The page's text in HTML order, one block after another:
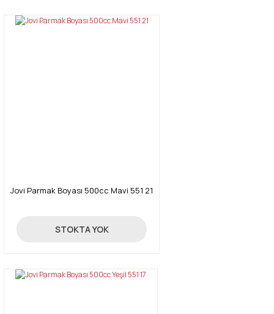
Jovi Parmak Boyası 500cc Mavi 551 21
55,00 TL
STOKTA YOK